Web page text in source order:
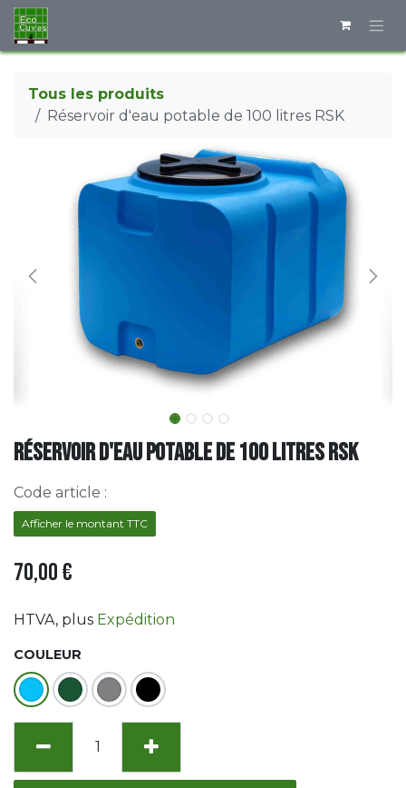
Se rendre au contenu
Tous les produits
Réservoir d'eau potable de 100 litres RSK
Réservoir d'eau potable de 100 litres RSK
Code article :
Afficher le montant TTC
70,00€
HTVA, plus Expédition
COULEUR